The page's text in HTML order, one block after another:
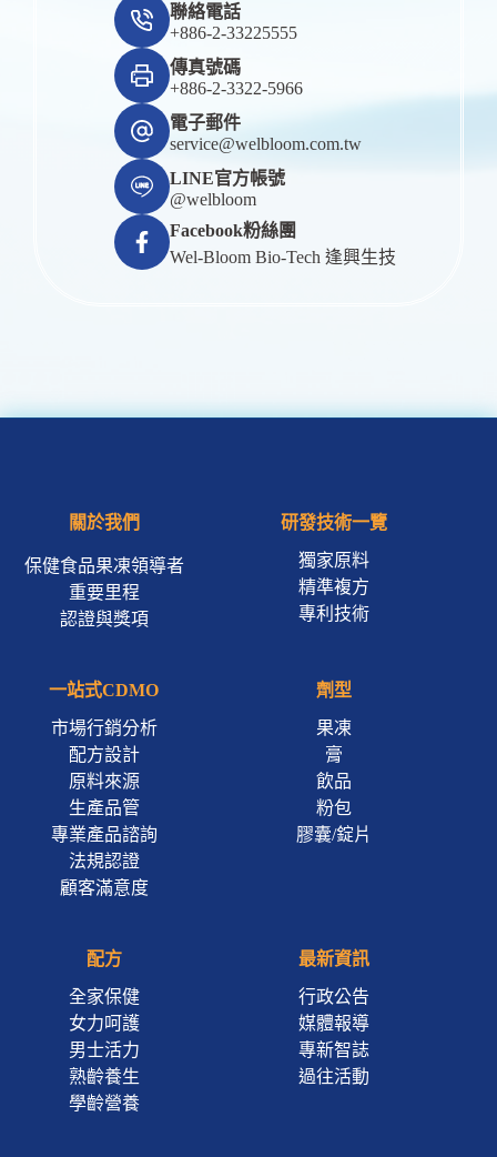
聯絡電話
+886-2-33225555
傳真號碼
+886-2-3322-5966
電子郵件
service@welbloom.com.tw
LINE官方帳號
@welbloom
Facebook粉絲團
Wel-Bloom Bio-Tech 逢興生技
關於我們
保健食品果凍領導者
重要里程
認證與獎項
研發技術一覽
獨家原料
精準複方
專利技術
一站式CDMO
市場行銷分析
配方設計
原料來源
生產品管
專業產品諮詢
法規認證
顧客滿意度
劑型
果凍
膏
飲品
粉包
膠囊/錠片
配方
全家保健
女力呵護
男士活力
熟齡養生
學齡營養
最新資訊
行政公告
媒體報導
專新智誌
過往活動